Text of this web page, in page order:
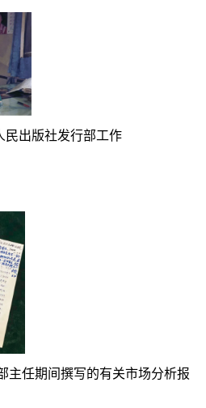
出版社发行部工作
主任期间撰写的有关市场分析报